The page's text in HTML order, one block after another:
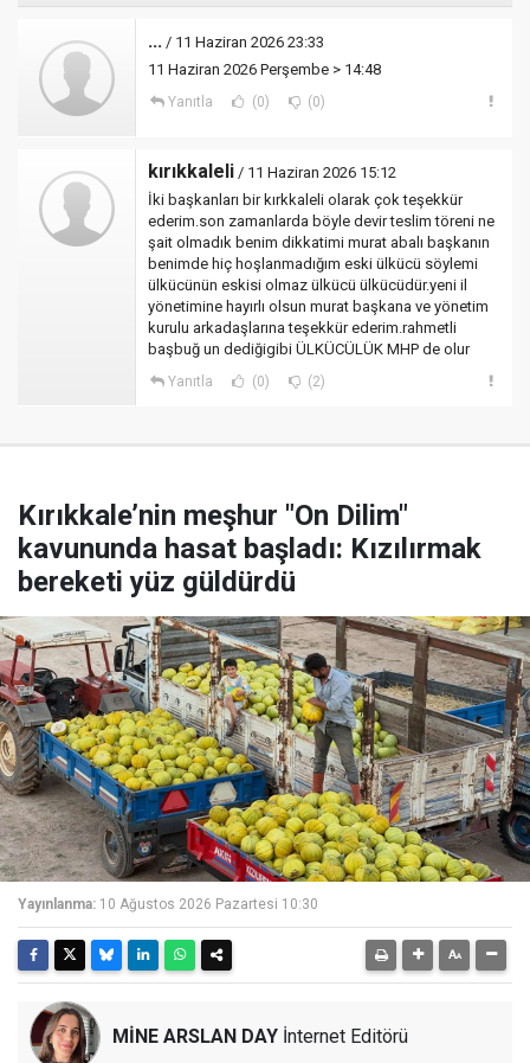
... / 11 Haziran 2026 23:33
11 Haziran 2026 Perşembe > 14:48
Yanıtla (0) (0)
kırıkkaleli / 11 Haziran 2026 15:12
İki başkanları bir kırkkaleli olarak çok teşekkür
ederim.son zamanlarda böyle devir teslim töreni ne
şait olmadık benim dikkatimi murat abalı başkanın
benimde hiç hoşlanmadığım eski ülkücü söylemi
ülkücünün eskisi olmaz ülkücü ülkücüdür.yeni il
yönetimine hayırlı olsun murat başkana ve yönetim
kurulu arkadaşlarına teşekkür ederim.rahmetli
başbuğ un dediğigibi ÜLKÜCÜLÜK MHP de olur
Yanıtla (0) (2)
Kırıkkale’nin meşhur "On Dilim"
kavununda hasat başladı: Kızılırmak
bereketi yüz güldürdü
Yayınlanma: 10 Ağustos 2026 Pazartesi 10:30
MİNE ARSLAN DAY İnternet Editörü